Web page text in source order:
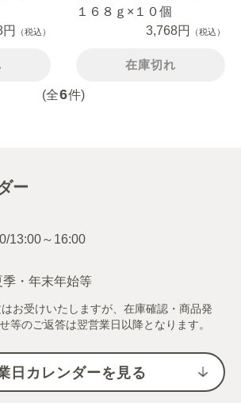
（税込）
１６８ｇ×１０個
3,768円
（税込）
在庫切れ
(全6件)
ー
・年末年始等
お受けいたしますが、在庫確認・商品発
等のご返答は翌営業日以降となります。
日カレンダーを見る